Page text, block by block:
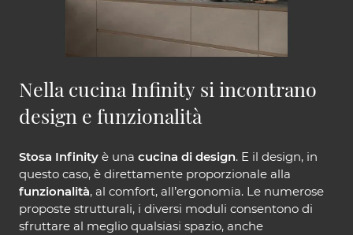
Nella cucina Infinity si incontrano
design e funzionalità
Stosa Infinity è una cucina di design. E il design, in
questo caso, è direttamente proporzionale alla
funzionalità, al comfort, all’ergonomia. Le numerose
proposte strutturali, i diversi moduli consentono di
sfruttare al meglio qualsiasi spazio, anche